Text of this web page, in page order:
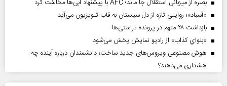
بصره از میزبانی استقلال جا ماند؛ AFC با پیشنهاد آبی‌ها مخالفت کرد
«آسباد»؛ روایتی تازه از دل سیستان به قاب تلویزیون می‌آید
بازداشت ۲۸ متهم در پرونده تراستی‌ها
«بلواي کذاب» از رادیو نمایش پخش می‌شود
هوش مصنوعی ویروس‌های جدید ساخت؛ دانشمندان درباره آینده چه
هشداری می‌دهند؟